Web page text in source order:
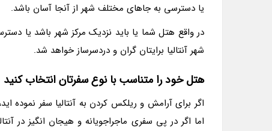
یا دسترسی به جاهای مختلف شهر از آنجا آسان باشد.
در واقع هتل شما یا باید نزدیک مرکز شهر باشد یا
شهر آنتالیا برایتان گران و دردسرساز خواهد شد.
هتل خود را متناسب با نوع سفرتان انتخاب کنید
اگر برای آرامش و ریلکس کردن به آنتالیا سفر نموده
اما اگر در پی سفری ماجراجویانه و هیجان انگیز در